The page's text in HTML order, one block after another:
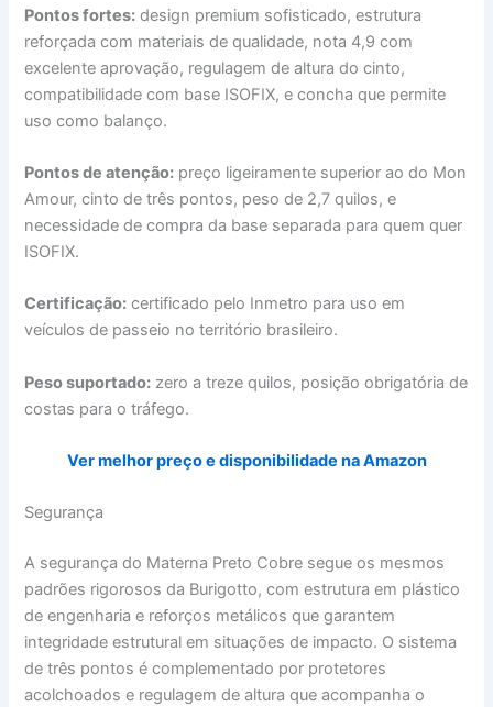
Pontos fortes: design premium sofisticado, estrutura
reforçada com materiais de qualidade, nota 4,9 com
excelente aprovação, regulagem de altura do cinto,
compatibilidade com base ISOFIX, e concha que permite
uso como balanço.
Pontos de atenção: preço ligeiramente superior ao do Mon
Amour, cinto de três pontos, peso de 2,7 quilos, e
necessidade de compra da base separada para quem quer
ISOFIX.
Certificação: certificado pelo Inmetro para uso em
veículos de passeio no território brasileiro.
Peso suportado: zero a treze quilos, posição obrigatória de
costas para o tráfego.
Ver melhor preço e disponibilidade na Amazon
Segurança
A segurança do Materna Preto Cobre segue os mesmos
padrões rigorosos da Burigotto, com estrutura em plástico
de engenharia e reforços metálicos que garantem
integridade estrutural em situações de impacto. O sistema
de três pontos é complementado por protetores
acolchoados e regulagem de altura que acompanha o